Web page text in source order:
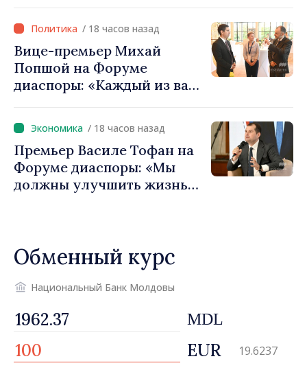
фонды для инвестиций.
Игорь Гросу: «Важно
преодолеть препятствия и
дать населённым пунктам
шанс развиваться»
/ 18 часов назад
Вице-премьер Михай
Попшой на Форуме
диаспоры: «Каждый из вас
вносит вклад в
продвижение имиджа
Республики Молдова»
/ 18 часов назад
Премьер Василе Тофан на
Форуме диаспоры: «Мы
должны улучшить жизнь
Обменный курс
Национальный Банк Молдовы
MDL
EUR 19.6237